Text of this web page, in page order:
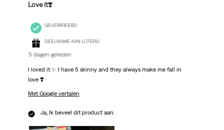
Love it❣️
GEVERIFIEERD
DEELNAME AAN LOTERIJ
5 dagen geleden
I loved it ✨ I have 5 skinny and they always make me fall in
love ❣️
Met Google vertalen
Ja, Ik beveel dit product aan.